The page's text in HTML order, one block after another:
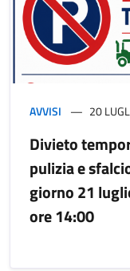
AVVISI 20
Divieto
pulizia e
giorno 21
ore 14:00